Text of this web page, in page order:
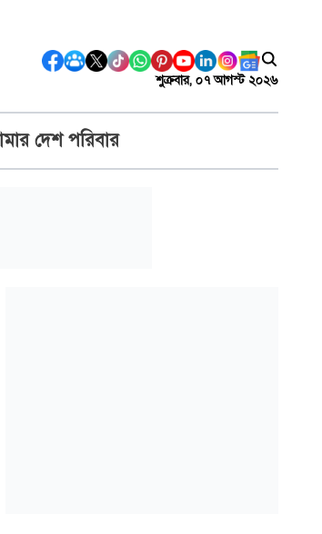
শুক্রবার, ০৭ আগস্ট ২০২৬
দেশ পরিবার